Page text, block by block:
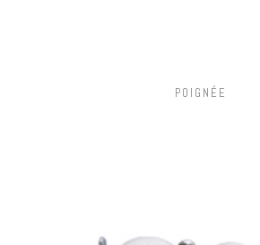
POIGNÉE